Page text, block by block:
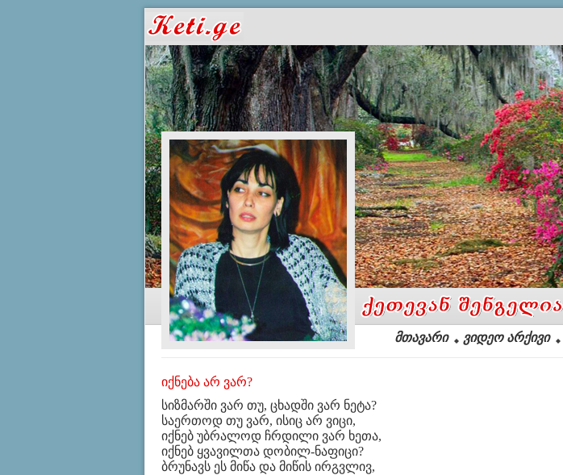
მთავარი ვიდეო არქივი
იქნება არ ვარ?
სიზმარში ვარ თუ, ცხადში ვარ ნეტა?
საერთოდ თუ ვარ, ისიც არ ვიცი,
იქნებ უბრალოდ ჩრდილი ვარ ხეთა,
იქნებ ყვავილთა დობილ-ნაფიცი?
ბრუნავს ეს მიწა და მიწის ირგვლივ,